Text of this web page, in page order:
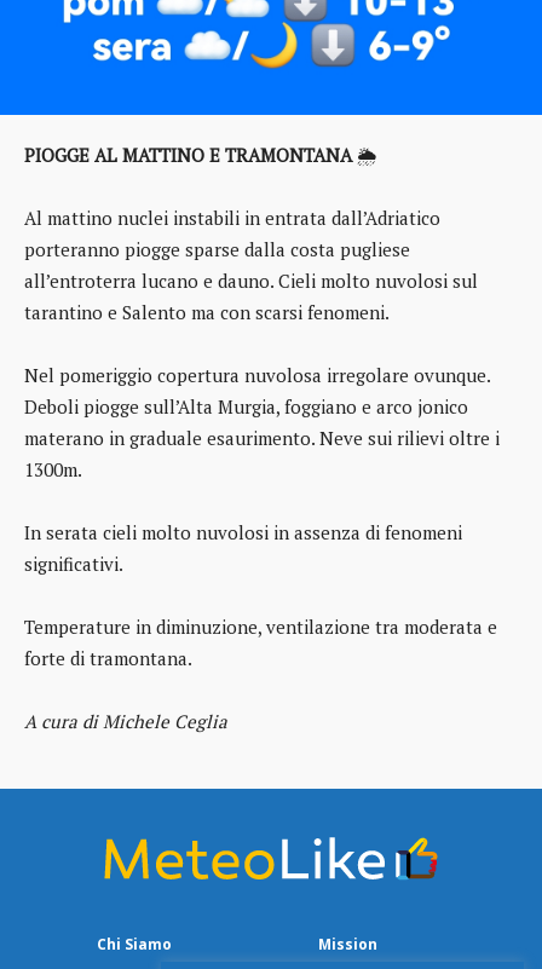
PIOGGE AL MATTINO E TRAMONTANA🌦️
Al mattino nuclei instabili in entrata dall’Adriatico
porteranno piogge sparse dalla costa pugliese
all’entroterra lucano e dauno. Cieli molto nuvolosi sul
tarantino e Salento ma con scarsi fenomeni.
Nel pomeriggio copertura nuvolosa irregolare ovunque.
Deboli piogge sull’Alta Murgia, foggiano e arco jonico
materano in graduale esaurimento. Neve sui rilievi oltre i
1300m.
In serata cieli molto nuvolosi in assenza di fenomeni
significativi.
Temperature in diminuzione, ventilazione tra moderata e
forte di tramontana.
A cura di Michele Ceglia
Chi Siamo Mission